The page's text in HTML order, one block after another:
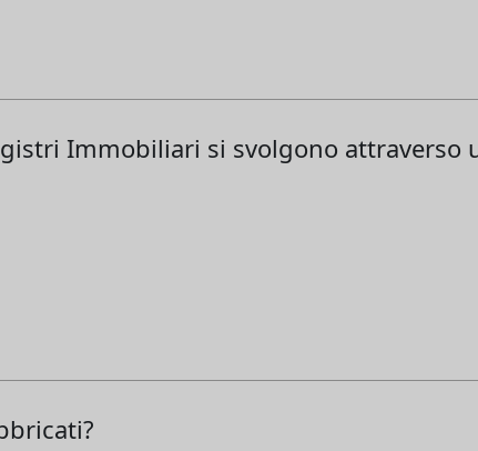
Immobiliari si svolgono attraverso